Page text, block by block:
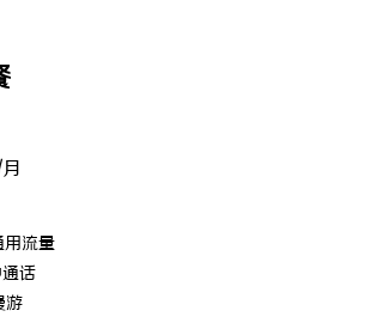
流量
话
游